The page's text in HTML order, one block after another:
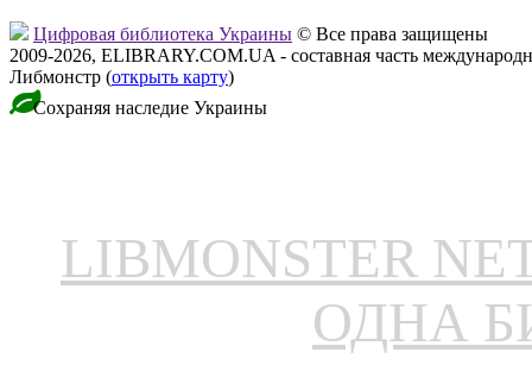
Цифровая библиотека Украины © Все права защищены
2009-2026, ELIBRARY.COM.UA - составная часть
Либмонстр (открыть карту)
Сохраняя наследие Украины
LIBMONSTER
ОДНА